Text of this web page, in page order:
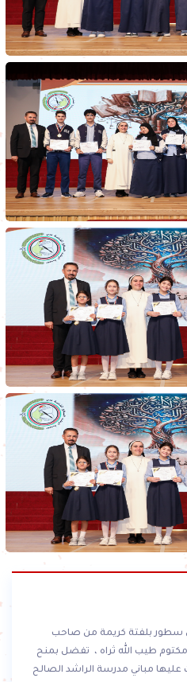
سطور بلفتة كريمة من صاحب
طيب الله ثراه ، تفضل بمنح
مباني مدرسة الراشد الصالح